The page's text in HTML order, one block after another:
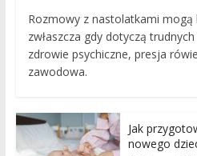
Rozmowy z nastolatkami mogą
zwłaszcza gdy dotyczą
zdrowie psychiczne, presja
zawodowa.
Jak
nowego